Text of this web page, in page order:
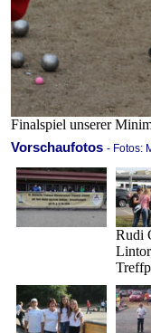
Finalspiel unserer
Vorschaufotos - Fotos:
Rudi